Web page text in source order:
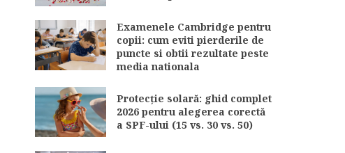
Examenele Cambridge pentru
copii: cum eviti pierderile de
puncte si obtii rezultate peste
media nationala
Protecție solară: ghid complet
2026 pentru alegerea corectă
a SPF-ului (15 vs. 30 vs. 50)